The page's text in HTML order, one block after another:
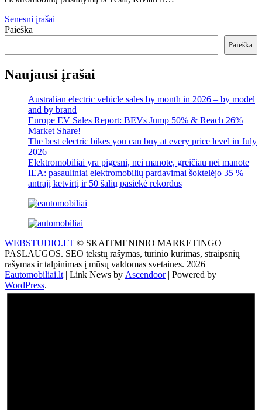
Navigacija
tarp
įrašų
Senesni įrašai
Paieška
Paieška
Naujausi įrašai
Australian electric vehicle sales by month in 2026 – by model
and by brand
Europe EV Sales Report: BEVs Jump 50% & Reach 26%
Market Share!
The best electric bikes you can buy at every price level in July
2026
Elektromobiliai yra pigesni, nei manote, greičiau nei manote
IEA: pasauliniai elektromobilių pardavimai šoktelėjo 35 %
antrąjį ketvirtį ir 50 šalių pasiekė rekordus
WEBSTUDIO.LT © SKAITMENINIO MARKETINGO
PASLAUGOS. SEO tekstų rašymas, turinio kūrimas, straipsnių
rašymas ir talpinimas į mūsų valdomas svetaines. 2026
Eautomobiliai.lt | Link News by Ascendoor| Powered by
WordPress.